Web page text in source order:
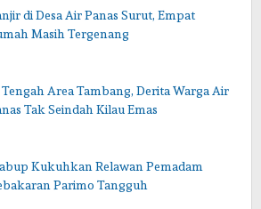
di Desa Air Panas Surut, Empat
Masih Tergenang
Tengah Area Tambang, Derita Warga Air
Tak Seindah Kilau Emas
Kukuhkan Relawan Pemadam
Parimo Tangguh